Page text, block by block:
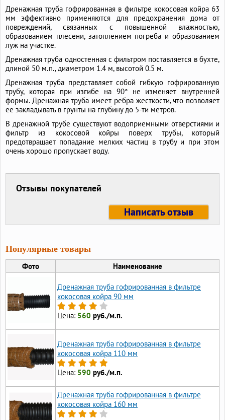
Дренажная труба гофрированная в фильтре кокосовая койра 63
мм эффективно применяются для предохранения дома от
повреждений, связанных с повышенной влажностью,
образованием плесени, затоплением погреба и образованием
луж на участке.
Дренажная труба одностенная с фильтром поставляется в бухте,
длиной 50 м.п., диаметром 1.4 м, высотой 0.5 м.
Дренажная труба представляет собой гибкую гофрированную
трубу, которая при изгибе на 90° не изменяет внутренней
формы. Дренажная труба имеет ребра жесткости, что позволяет
ее закладывать в грунты на глубину до 5-ти метров.
В дренажной трубе существуют водоприемными отверстиями и
фильтр из кокосовой койры поверх трубы, который
предотвращает попадание мелких частиц в трубу и при этом
очень хорошо пропускает воду.
Отзывы покупателей
Написать отзыв
Популярные товары
Фото Наименование
Дренажная труба гофрированная в фильтре
кокосовая койра 90 мм
Цена: 560 руб./м.п.
Дренажная труба гофрированная в фильтре
кокосовая койра 110 мм
Цена: 590 руб./м.п.
Дренажная труба гофрированная в фильтре
кокосовая койра 160 мм